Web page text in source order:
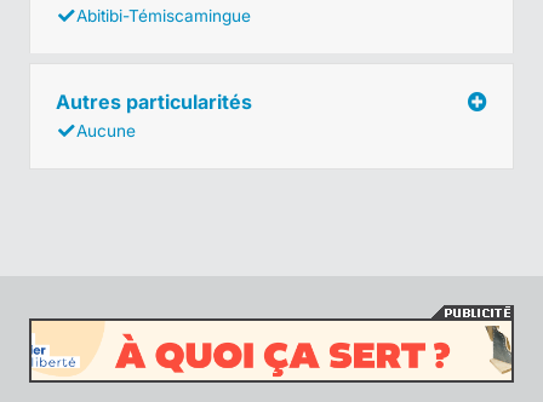
Abitibi-Témiscamingue
Autres particularités
Aucune